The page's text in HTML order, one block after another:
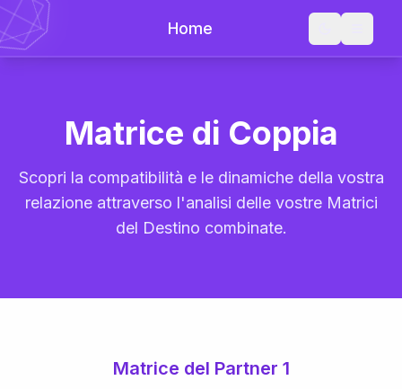
Home
Matrice di Coppia
Scopri la compatibilità e le dinamiche della vostra
relazione attraverso l'analisi delle vostre Matrici
del Destino combinate.
Matrice del Partner 1